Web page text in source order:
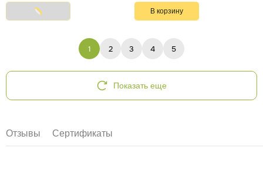
В корзину
1 2 3 4 5
Показать еще
Отзывы Сертификаты